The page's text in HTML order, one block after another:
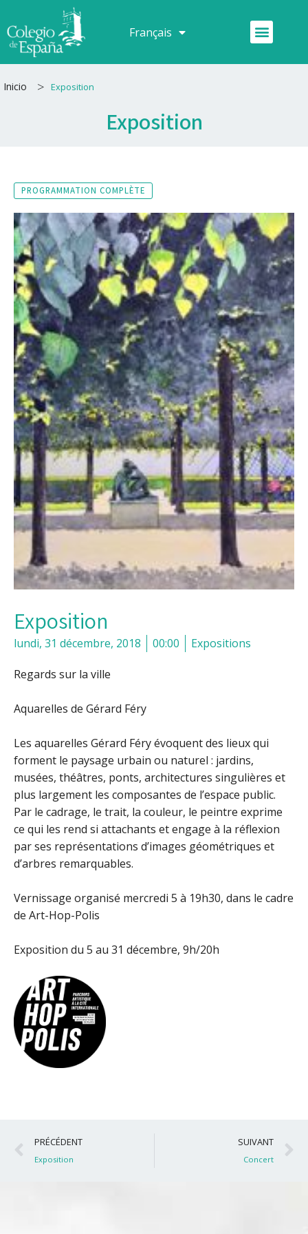
au
contenu
Français
Español Menu
Inicio > Exposition
Exposition
PROGRAMMATION COMPLÈTE
Exposition
lundi, 31 décembre, 2018 00:00 Expositions
Regards sur la ville
Aquarelles de Gérard Féry
Les aquarelles Gérard Féry évoquent des lieux qui
forment le paysage urbain ou naturel : jardins,
musées, théâtres, ponts, architectures singulières et
plus largement les composantes de l’espace public.
Par le cadrage, le trait, la couleur, le peintre exprime
ce qui les rend si attachants et engage à la réflexion
par ses représentations d’images géométriques et
d’arbres remarquables.
Vernissage organisé mercredi 5 à 19h30, dans le cadre
de Art-Hop-Polis
Exposition du 5 au 31 décembre, 9h/20h
Précédent
PRÉCÉDENT
Exposition
SUIVANT
Concert